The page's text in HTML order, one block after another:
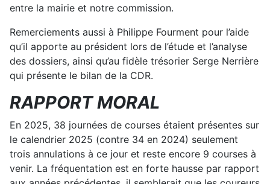
entre la mairie et notre commission.
Remerciements aussi à Philippe Fourment pour l’aide
qu’il apporte au président lors de l’étude et l’analyse
des dossiers, ainsi qu’au fidèle trésorier Serge Nerrière
qui présente le bilan de la CDR.
RAPPORT MORAL
En 2025, 38 journées de courses étaient présentes sur
le calendrier 2025 (contre 34 en 2024) seulement
trois annulations à ce jour et reste encore 9 courses à
venir. La fréquentation est en forte hausse par rapport